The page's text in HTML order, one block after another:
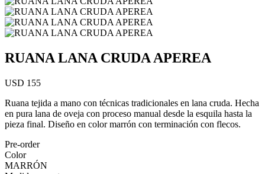
RUANA LANA CRUDA APEREA
USD 155
Ruana tejida a mano con técnicas tradicionales en lana cruda. Hecha
en pura lana de oveja con proceso manual desde la esquila hasta la
pieza final. Diseño en color marrón con terminación con flecos.
Pre-order
Color
MARRÓN